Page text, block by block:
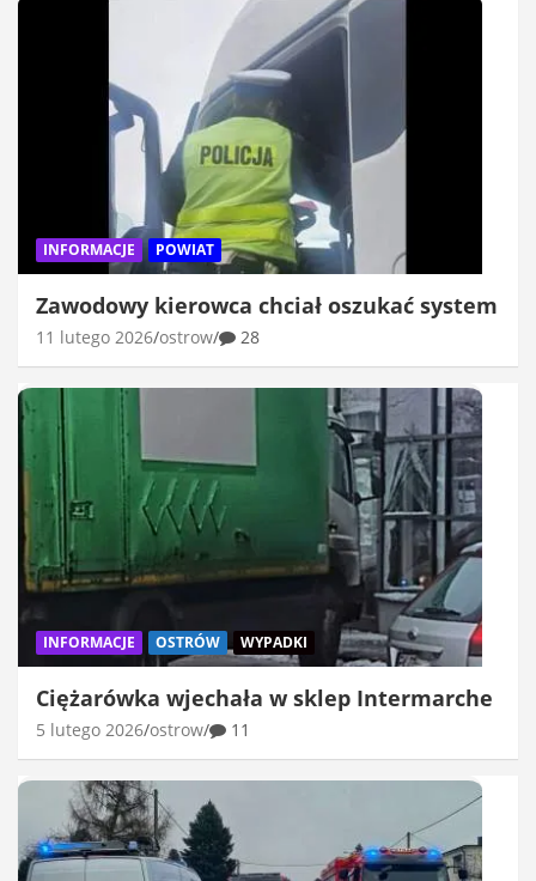
INFORMACJE POWIAT
Zawodowy kierowca chciał oszukać system
11 lutego 2026 ostrow 28
INFORMACJE OSTRÓW WYPADKI
Ciężarówka wjechała w sklep Intermarche
5 lutego 2026 ostrow 11